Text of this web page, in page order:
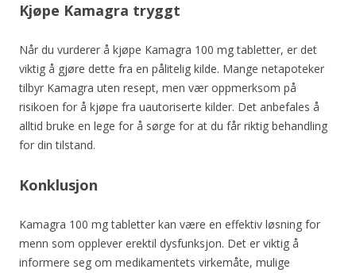
Kjøpe Kamagra tryggt
Når du vurderer å kjøpe Kamagra 100 mg tabletter, er det
viktig å gjøre dette fra en pålitelig kilde. Mange netapoteker
tilbyr Kamagra uten resept, men vær oppmerksom på
risikoen for å kjøpe fra uautoriserte kilder. Det anbefales å
alltid bruke en lege for å sørge for at du får riktig behandling
for din tilstand.
Konklusjon
Kamagra 100 mg tabletter kan være en effektiv løsning for
menn som opplever erektil dysfunksjon. Det er viktig å
informere seg om medikamentets virkemåte, mulige